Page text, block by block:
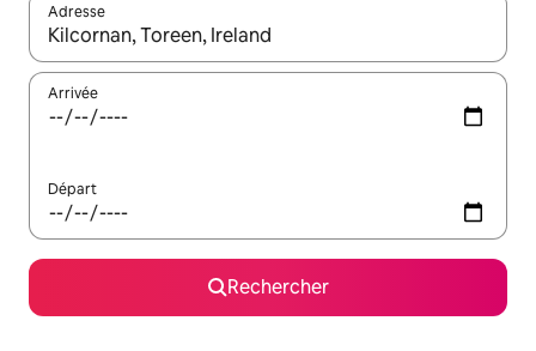
Adresse
Lorsque les résultats s'affichent, utilisez les flèches vers le
Arrivée
Départ
Rechercher